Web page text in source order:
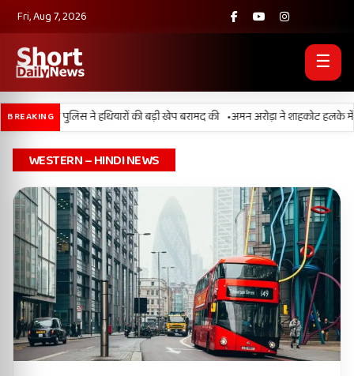
Fri, Aug 7, 2026
☰
BREAKING
और पंजाब पुलिस ने हथियारों की बड़ी खेप बरामद की •अमन अरोड़ा ने शाहकोट हलके में
WESTERN – HINDI NEWS